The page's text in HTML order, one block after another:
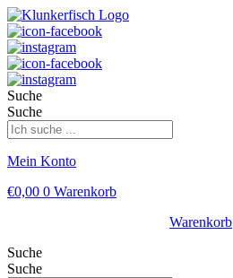
Suche
Suche
Mein Konto
€0,00 0 Warenkorb
Warenkorb
Suche
Suche